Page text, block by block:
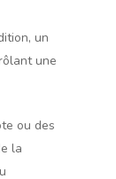
un
une
ou des
la